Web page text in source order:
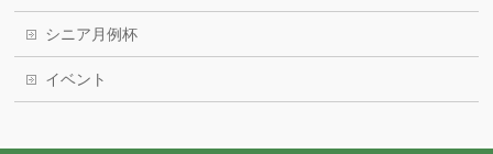
シニア月例杯
イベント